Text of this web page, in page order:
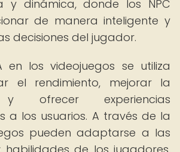
y dinámica, donde los NPC
de manera inteligente y
decisiones del jugador.
en los videojuegos se utiliza
el rendimiento, mejorar la
y ofrecer experiencias
a los usuarios. A través de la
pueden adaptarse a las